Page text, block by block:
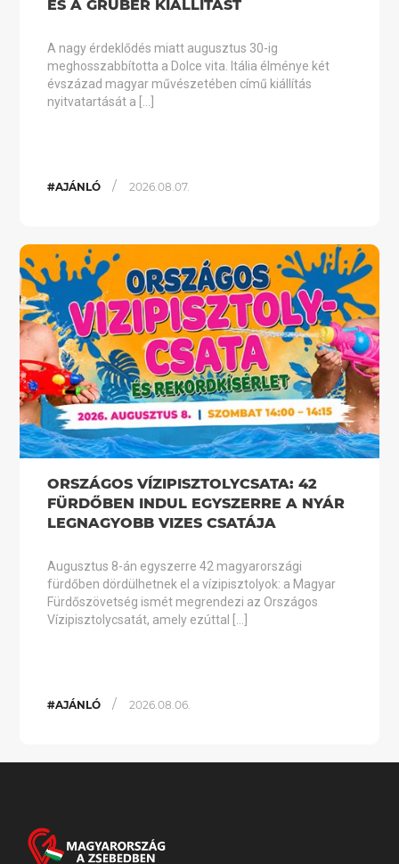
ÉS A GRUBER KIÁLLÍTÁST
A nagy érdeklődés miatt augusztus 30-ig
meghosszabbította a Dolce vita. Itália élménye két
évszázad magyar művészetében című kiállítás
nyitvatartását a […]
#AJÁNLÓ / 2026.08.07.
ORSZÁGOS VÍZIPISZTOLYCSATA: 42
FÜRDŐBEN INDUL EGYSZERRE A NYÁR
LEGNAGYOBB VIZES CSATÁJA
Augusztus 8-án egyszerre 42 magyarországi
fürdőben dördülhetnek el a vízipisztolyok: a Magyar
Fürdőszövetség ismét megrendezi az Országos
Vízipisztolycsatát, amely ezúttal […]
#AJÁNLÓ / 2026.08.06.